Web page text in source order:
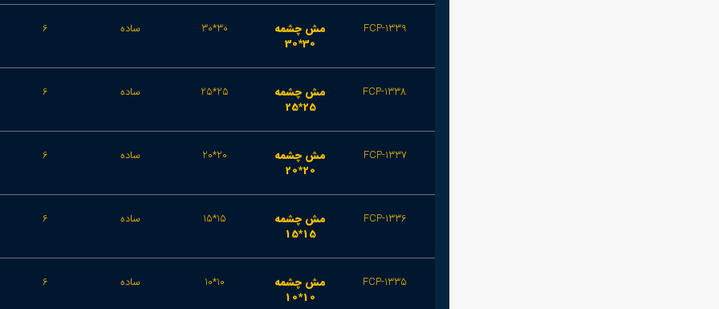
FCP-1339
مش چشمه
30*30
30*30 ساده 6
FCP-1338
مش چشمه
25*25
25*25 ساده 6
FCP-1337
مش چشمه
20*20
20*20 ساده 6
FCP-1336
مش چشمه
15*15
15*15 ساده 6
FCP-1335
مش چشمه
10*10
10*10 ساده 6